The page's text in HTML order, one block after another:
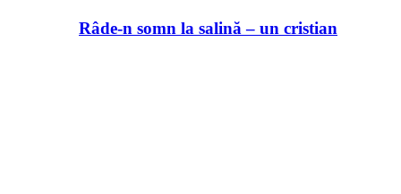
Râde-n somn la salină – un cristian